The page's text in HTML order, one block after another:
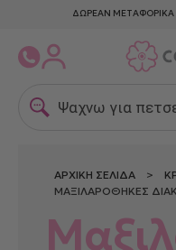
ΔΩΡΕΑΝ ΜΕΤΑΦΟΡΙΚΑ
Ψαχνω για
ΑΡΧΙΚΉ ΣΕΛΊΔΑ >
ΜΑΞΙΛΑΡΟΘΉΚΕΣ